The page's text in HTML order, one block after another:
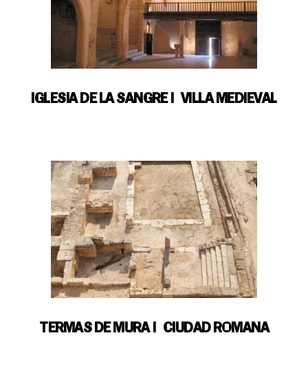
IGLESIA DE LA SANGRE | VILLA MEDIEVAL
TERMAS DE MURA | CIUDAD ROMANA